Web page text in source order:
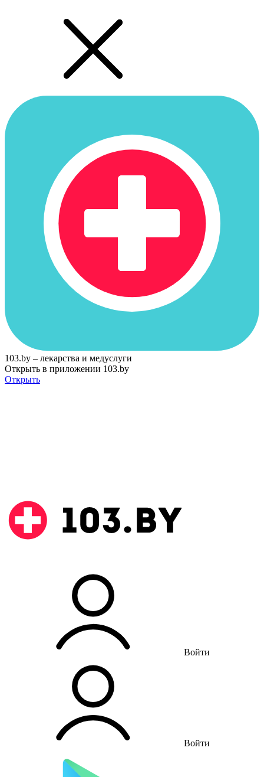
103.by – лекарства и медуслуги
Открыть в приложении 103.by
Открыть
Войти
Войти